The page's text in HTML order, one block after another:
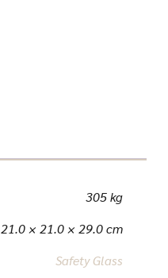
305 kg
21.0 × 21.0 × 29.0 cm
Safety Glass